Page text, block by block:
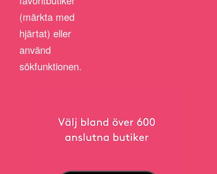
(märkta med
hjärtat) eller
använd
sökfunktionen.